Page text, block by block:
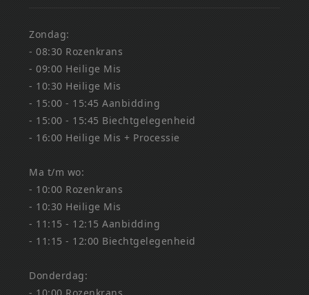
Zondag:
- 08:30 Rozenkrans
- 09:00 Heilige Mis
- 10:30 Heilige Mis
- 15:00 - 15:45 Aanbidding
- 15:00 - 15:45 Biechtgelegenheid
- 16:00 Heilige Mis + Processie
Ma t/m wo:
- 10:00 Rozenkrans
- 10:30 Heilige Mis
- 11:15 - 12:15 Aanbidding
- 11:15 - 12:00 Biechtgelegenheid
Donderdag:
- 10:00 Rozenkrans